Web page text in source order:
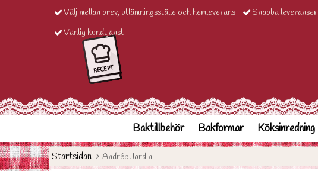
Välj mellan brev, utlämningsställe och hemleverans
Snabba leveranser
Vänlig kundtjänst
Baktillbehör Bakformar Köksinredning
Startsidan Andrée Jardin